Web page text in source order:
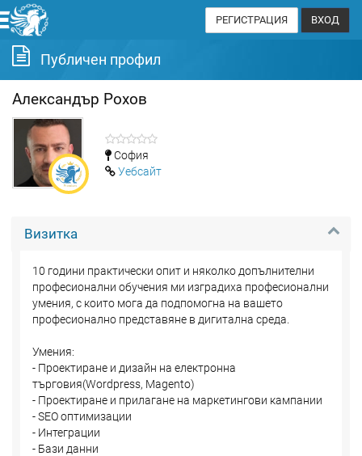
РЕГИСТРАЦИЯ ВХОД
Публичен профил
Александър Рохов
София
Уебсайт
Визитка
10 години практически опит и няколко допълнителни
професионални обучения ми изградиха професионални
умения, с които мога да подпомогна на вашето
професионално представяне в дигитална среда.
Умения:
- Проектиране и дизайн на електронна
търговия(Wordpress, Magento)
- Проектиране и прилагане на маркетингови кампании
- SEO оптимизации
- Интеграции
- Бази данни